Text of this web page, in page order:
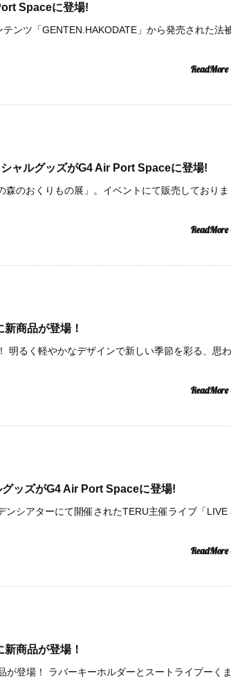
Spaceに登場!
ンツ「GENTEN.HAKODATE」から発売された法
ReadMore
ャルグッズがG4 Air Port Spaceに登場!
森のおくりもの展」。イベントにて販売しておりま
ReadMore
商品が登場！
明るく軽やかなデザインで新しい季節を彩る、思
ReadMore
ッズがG4 Air Port Spaceに登場!
シアターにて開催されたTERU主催ライブ「LIVE
ReadMore
商品が登場！
が登場！ ラバーキーホルダーとスートライプーく